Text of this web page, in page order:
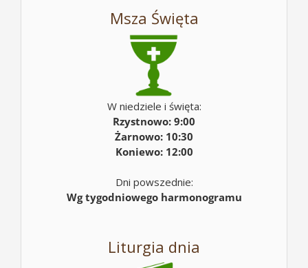
Msza Święta
W niedziele i święta:
Rzystnowo: 9:00
Żarnowo: 10:30
Koniewo: 12:00
Dni powszednie:
Wg tygodniowego harmonogramu
Liturgia dnia